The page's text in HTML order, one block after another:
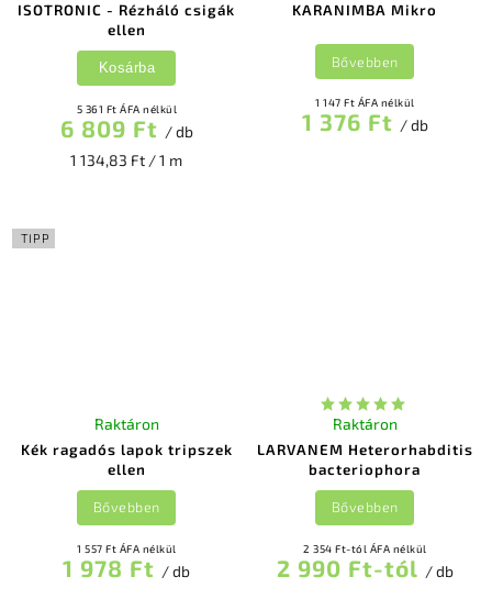
ISOTRONIC - Rézháló csigák
ellen
5 361 Ft ÁFA nélkül
6 809 Ft / db
1 134,83 Ft / 1 m
Kosárba
KARANIMBA Mikro
1 147 Ft ÁFA nélkül
1 376 Ft / db
Bővebben
TIPP
Kék ragadós lapok tripszek
ellen
Raktáron
1 557 Ft ÁFA nélkül
1 978 Ft / db
Bővebben
LARVANEM Heterorhabditis
bacteriophora
Raktáron
2 354 Ft-tól ÁFA nélkül
2 990 Ft-tól / db
Bővebben